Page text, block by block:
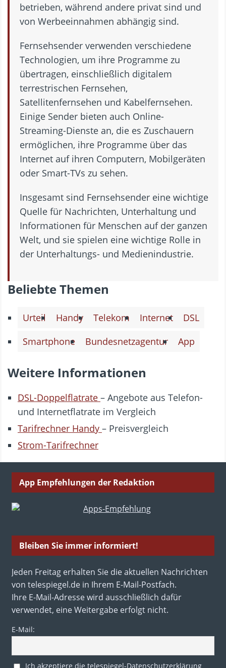
betrieben, während andere privat sind und
von Werbeeinnahmen abhängig sind.
Fernsehsender verwenden verschiedene
Technologien, um ihre Programme zu
übertragen, einschließlich digitalem
terrestrischen Fernsehen,
Satellitenfernsehen und Kabelfernsehen.
Einige Sender bieten auch Online-
Streaming-Dienste an, die es Zuschauern
ermöglichen, ihre Programme über das
Internet auf ihren Computern, Mobilgeräten
oder Smart-TVs zu sehen.
Insgesamt sind Fernsehsender eine wichtige
Quelle für Nachrichten, Unterhaltung und
Informationen für Menschen auf der ganzen
Welt, und sie spielen eine wichtige Rolle in
der Unterhaltungs- und Medienindustrie.
Beliebte Themen
Urteil Handy Telekom Internet
DSL
Smartphone
Bundesnetzagentur App
Weitere Informationen
DSL-Doppelflatrate – Angebote aus Telefon-
und Internetflatrate im Vergleich
Tarifrechner Handy – Preisvergleich
Strom-Tarifrechner
App Empfehlungen der Redaktion
Bleiben Sie immer informiert!
Jeden Freitag erhalten Sie die aktuellen Nachrichten
von telespiegel.de in Ihrem E-Mail-Postfach.
Ihre E-Mail-Adresse wird ausschließlich dafür
verwendet, eine Weitergabe erfolgt nicht.
E-Mail:
Ich akzeptiere die telespiegel-Datenschutzerklärung